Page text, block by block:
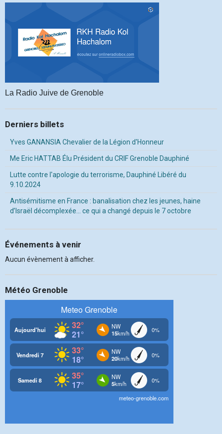
La Radio Juive de Grenoble
Derniers billets
Yves GANANSIA Chevalier de la Légion d'Honneur
Me Eric HATTAB Élu Président du CRIF Grenoble Dauphiné
Lutte contre l'apologie du terrorisme, Dauphiné Libéré du
9.10.2024
Antisémitisme en France : banalisation chez les jeunes, haine
d’Israël décomplexée… ce qui a changé depuis le 7 octobre
Événements à venir
Aucun évènement à afficher.
Météo Grenoble